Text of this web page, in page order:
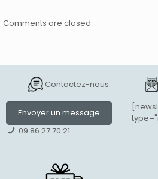
Comments are closed.
Contactez-nous
Envoyer un message
09 86 27 70 21